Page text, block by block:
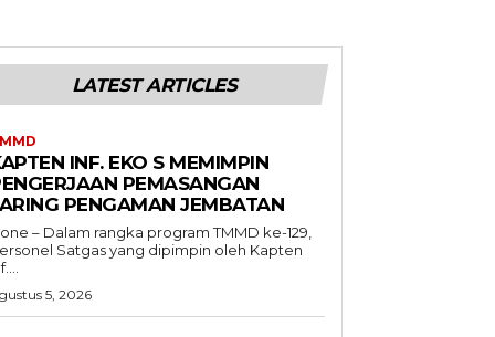
LATEST ARTICLES
INF. EKO S MEMIMPIN
PEMASANGAN
PENGAMAN JEMBATAN
– Dalam rangka program TMMD ke-129,
Satgas yang dipimpin oleh Kapten
5, 2026